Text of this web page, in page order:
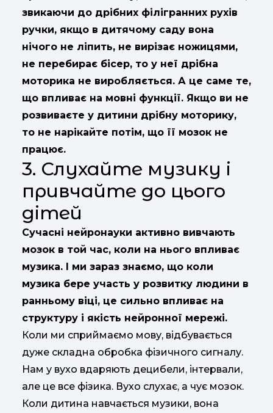
звикаючи до дрібних філігранних рухів
ручки, якщо в дитячому саду вона
нічого не ліпить, не вирізає ножицями,
не перебирає бісер, то у неї дрібна
моторика не виробляється. А це саме те,
що впливає на мовні функції. Якщо ви не
розвиваєте у дитини дрібну моторику,
то не нарікайте потім, що її мозок не
працює.
3. Слухайте музику і
привчайте до цього
дітей
Сучасні нейронауки активно вивчають
мозок в той час, коли на нього впливає
музика. І ми зараз знаємо, що коли
музика бере участь у розвитку людини в
ранньому віці, це сильно впливає на
структуру і якість нейронної мережі.
Коли ми сприймаємо мову, відбувається
дуже складна обробка фізичного сигналу.
Нам у вухо вдаряють децибели, інтервали,
але це все фізика. Вухо слухає, а чує мозок.
Коли дитина навчається музики, вона